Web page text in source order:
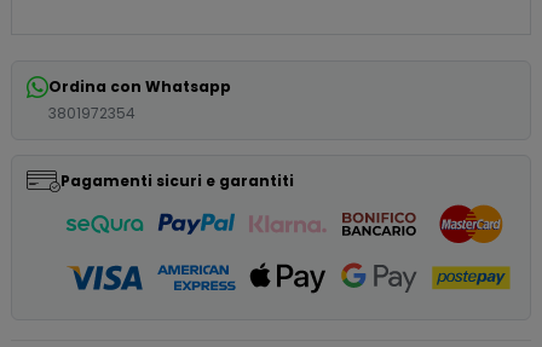
Ordina con Whatsapp
3801972354
Pagamenti sicuri e garantiti